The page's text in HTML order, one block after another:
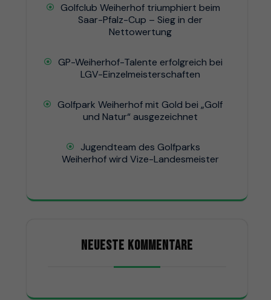
Golfclub Weiherhof triumphiert beim
Saar-Pfalz-Cup – Sieg in der
Nettowertung
GP-Weiherhof-Talente erfolgreich bei
LGV-Einzelmeisterschaften
Golfpark Weiherhof mit Gold bei „Golf
und Natur“ ausgezeichnet
Jugendteam des Golfparks
Weiherhof wird Vize-Landesmeister
NEUESTE KOMMENTARE